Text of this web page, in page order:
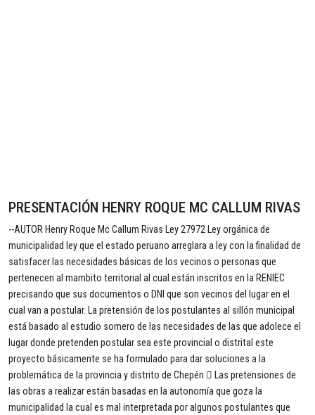
PRESENTACIÓN HENRY ROQUE MC CALLUM RIVAS
--AUTOR Henry Roque Mc Callum Rivas Ley 27972 Ley orgánica de
municipalidad ley que el estado peruano arreglara a ley con la finalidad de
satisfacer las necesidades básicas de los vecinos o personas que
pertenecen al mambito territorial al cual están inscritos en la RENIEC
precisando que sus documentos o DNI que son vecinos del lugar en el
cual van a postular. La pretensión de los postulantes al sillón municipal
está basado al estudio somero de las necesidades de las que adolece el
lugar donde pretenden postular sea este provincial o distrital este
proyecto básicamente se ha formulado para dar soluciones a la
problemática de la provincia y distrito de Chepén  Las pretensiones de
las obras a realizar están basadas en la autonomía que goza la
municipalidad la cual es mal interpretada por algunos postulantes que